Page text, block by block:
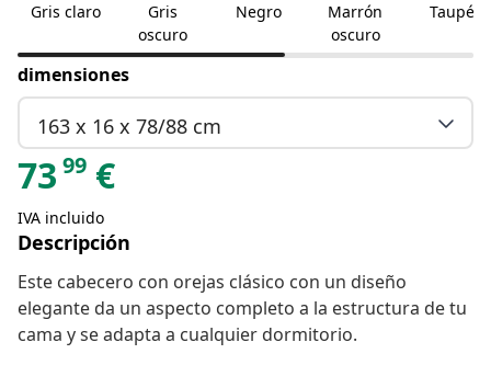
Gris claro
Gris
oscuro
Negro
Marrón
oscuro
Taupé
dimensiones
163 x 16 x 78/88 cm
73 99 €
IVA incluido
Descripción
Este cabecero con orejas clásico con un diseño
elegante da un aspecto completo a la estructura de tu
cama y se adapta a cualquier dormitorio.